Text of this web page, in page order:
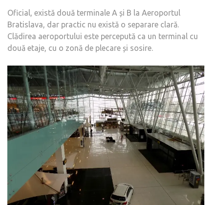
Oficial, există două terminale A și B la Aeroportul
Bratislava, dar practic nu există o separare clară.
Clădirea aeroportului este percepută ca un terminal cu
două etaje, cu o zonă de plecare și sosire.